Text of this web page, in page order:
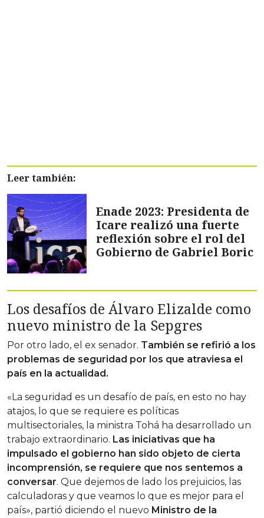
Leer también:
Enade 2023: Presidenta de
Icare realizó una fuerte
reflexión sobre el rol del
Gobierno de Gabriel Boric
Los desafíos de Álvaro Elizalde como
nuevo ministro de la Sepgres
Por otro lado, el ex senador. También se refirió a los
problemas de seguridad por los que atraviesa el
país en la actualidad.
«La seguridad es un desafío de país, en esto no hay
atajos, lo que se requiere es políticas
multisectoriales, la ministra Tohá ha desarrollado un
trabajo extraordinario. Las iniciativas que ha
impulsado el gobierno han sido objeto de cierta
incomprensión, se requiere que nos sentemos a
conversar. Que dejemos de lado los prejuicios, las
calculadoras y que veamos lo que es mejor para el
país», partió diciendo el nuevo Ministro de la